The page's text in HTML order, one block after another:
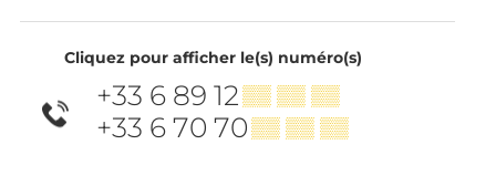
Cliquez pour afficher le(s) numéro(s)
+33 6 89 12▒▒ ▒▒ ▒▒
+33 6 70 70▒▒ ▒▒ ▒▒